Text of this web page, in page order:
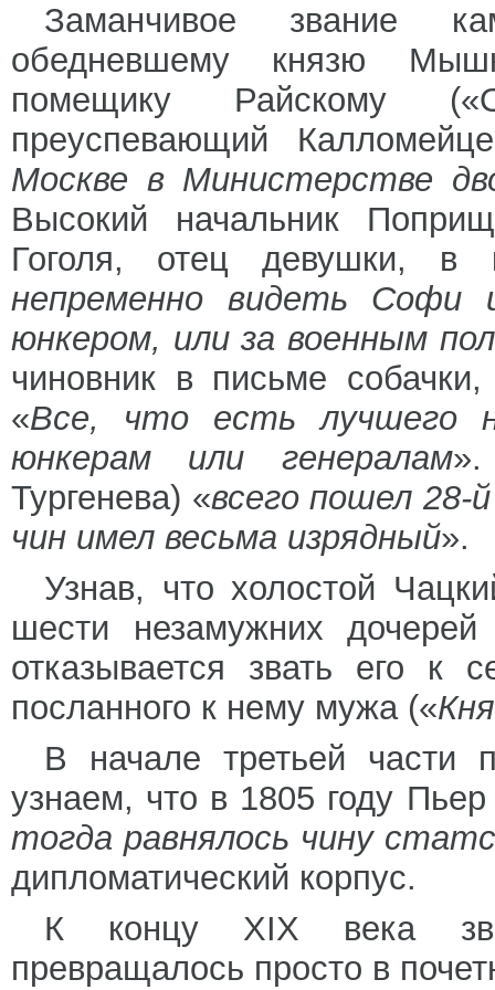
Заманчивое звание
обедневшему князю
помещику Райскому
преуспевающий
Москве в Министерстве
Высокий начальник
Гоголя, отец девушки, в
непременно видеть Софи
юнкером, или за военным
чиновник в письме
«Все, что есть лучшего
юнкерам или генералам».
Тургенева) «всего пошел 28-
чин имел весьма изрядный».
Узнав, что холостой
шести незамужних дочерей
отказывается звать его к
посланного к нему мужа («
В начале третьей
узнаем, что в 1805 году
тогда равнялось чину
дипломатический корпус.
К концу XIX века
превращалось просто в